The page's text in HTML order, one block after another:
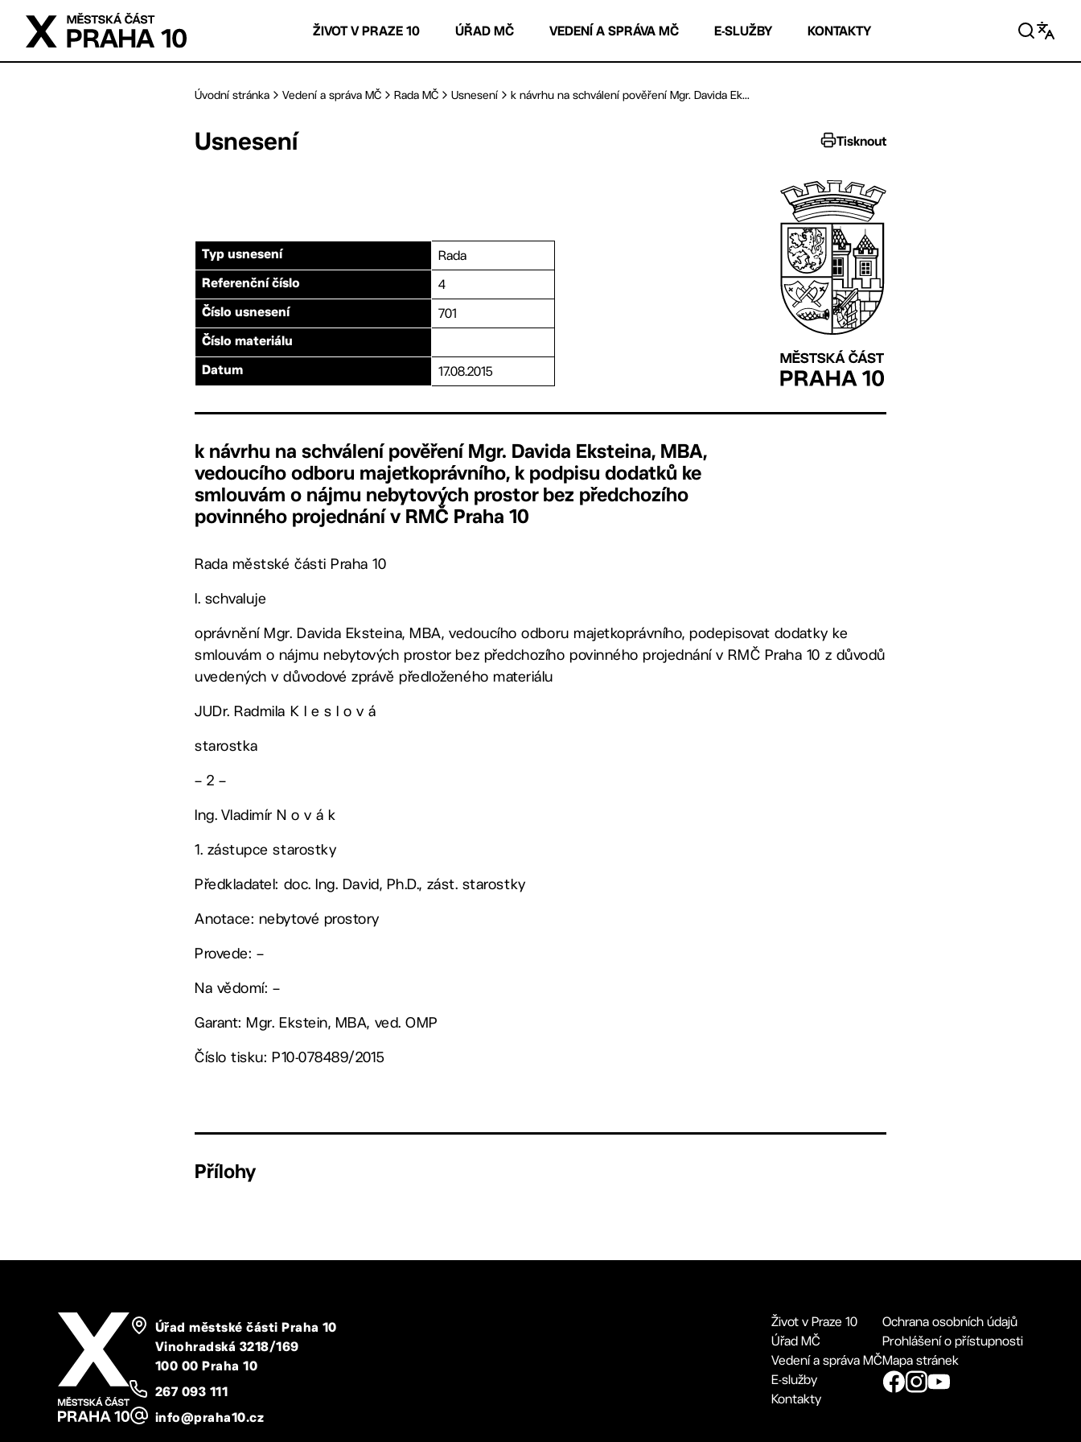
Přejít na hlavní obsah
ŽIVOT V PRAZE 10 ÚŘAD MČ VEDENÍ A SPRÁVA MČ E-SLUŽBY KONTAKTY
Úvodní stránka Vedení a správa MČ Rada MČ Usnesení k návrhu na schválení pověření Mgr. Davida Ek...
Usnesení Tisknout
Typ usnesení Rada
Referenční číslo 4
Číslo usnesení 701
Číslo materiálu
Datum 17.08.2015
k návrhu na schválení pověření Mgr. Davida Eksteina, MBA,
vedoucího odboru majetkoprávního, k podpisu dodatků ke
smlouvám o nájmu nebytových prostor bez předchozího
povinného projednání v RMČ Praha 10
Rada městské části Praha 10
I. schvaluje
oprávnění Mgr. Davida Eksteina, MBA, vedoucího odboru majetkoprávního, podepisovat dodatky ke
smlouvám o nájmu nebytových prostor bez předchozího povinného projednání v RMČ Praha 10 z důvodů
uvedených v důvodové zprávě předloženého materiálu
JUDr. Radmila K l e s l o v á
starostka
– 2 –
Ing. Vladimír N o v á k
1. zástupce starostky
Předkladatel: doc. Ing. David, Ph.D., zást. starostky
Anotace: nebytové prostory
Provede: –
Na vědomí: –
Garant: Mgr. Ekstein, MBA, ved. OMP
Číslo tisku: P10-078489/2015
Přílohy
Úřad městské části Praha 10
Vinohradská 3218/169
100 00 Praha 10
267 093 111
info@praha10.cz
Život v Praze 10
Úřad MČ
Vedení a správa MČ
E-služby
Kontakty
Ochrana osobních údajů
Prohlášení o přístupnosti
Mapa stránek